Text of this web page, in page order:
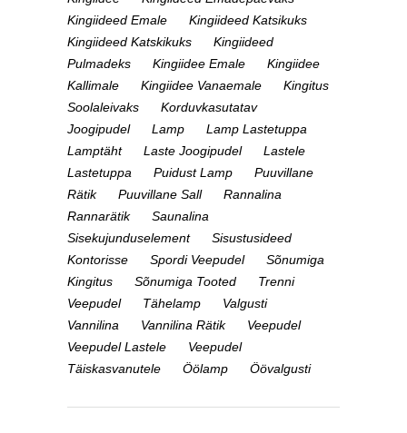
Kingiideed Emale
Kingiideed Katsikuks
Kingiideed Katskikuks
Kingiideed
Pulmadeks
Kingiidee Emale
Kingiidee
Kallimale
Kingiidee Vanaemale
Kingitus
Soolaleivaks
Korduvkasutatav
Joogipudel
Lamp
Lamp Lastetuppa
Lamptäht
Laste Joogipudel
Lastele
Lastetuppa
Puidust Lamp
Puuvillane
Rätik
Puuvillane Sall
Rannalina
Rannarätik
Saunalina
Sisekujunduselement
Sisustusideed
Kontorisse
Spordi Veepudel
Sõnumiga
Kingitus
Sõnumiga Tooted
Trenni
Veepudel
Tähelamp
Valgusti
Vannilina
Vannilina Rätik
Veepudel
Veepudel Lastele
Veepudel
Täiskasvanutele
Öölamp Öövalgusti